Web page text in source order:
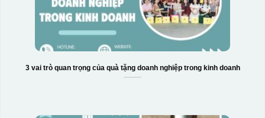
3 vai trò quan trọng của quà tặng doanh nghiệp trong kinh doanh